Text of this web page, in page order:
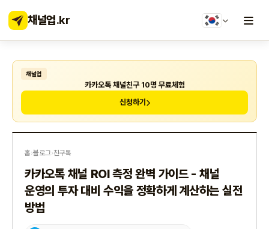
채널업.kr
채널업
카카오톡 채널친구 10명 무료체험
신청하기
홈›블로그›친구톡
카카오톡 채널 ROI 측정 완벽 가이드 - 채널
운영의 투자 대비 수익을 정확하게 계산하는 실전
방법